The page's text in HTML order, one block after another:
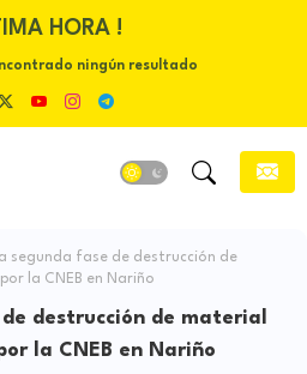
HORA !
ningún resultado
segunda fase de destrucción de
la CNEB en Nariño
destrucción de material
la CNEB en Nariño